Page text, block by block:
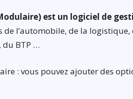
est un logiciel de
de l’automobile, de la
du BTP …
: vous pouvez ajouter des